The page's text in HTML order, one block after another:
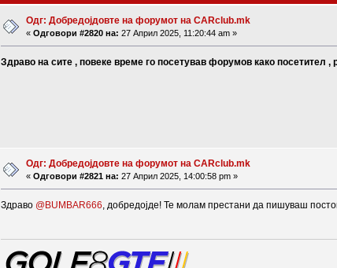
Одг: Добредојдовте на форумот на CARclub.mk
«Одговори #2820 на: 27 Април 2025, 11:20:44 am »
Здраво на сите , повеке време го посетував форумов како посетител ,
Одг: Добредојдовте на форумот на CARclub.mk
«Одговори #2821 на: 27 Април 2025, 14:00:58 pm »
Здраво @BUMBAR666, добредојде! Те молам престани да пишуваш